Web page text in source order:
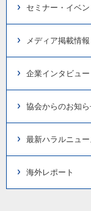
セミナー・イベン
メディア掲載情報
企業インタビュー
協会からのお知
最新ハラルニュー
海外レポート